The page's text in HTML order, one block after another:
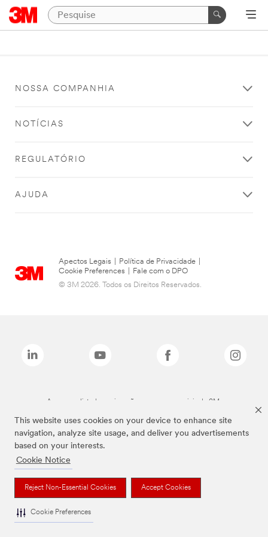
This website uses cookies on your device to enhance site
navigation, analyze site usage, and deliver you advertisements
based on your interests.
Cookie Notice
Reject Non-Essential Cookies Accept Cookies
Cookie Preferences
NOSSA COMPANHIA
NOTÍCIAS
REGULATÓRIO
AJUDA
Apectos Legais Política de Privacidade
Cookie Preferences
Fale com o DPO
© 3M 2026. Todos os Direitos Reservados.
As marcas listadas a cima são marcas comerciais da 3M.